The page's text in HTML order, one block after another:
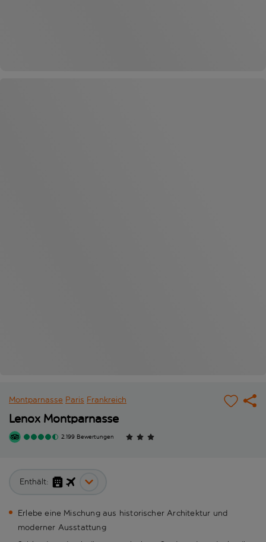
Montparnasse Paris Frankreich
Lenox Montparnasse
2.199 Bewertungen
Enthält:
Erlebe eine Mischung aus historischer Architektur und
moderner Ausstattung